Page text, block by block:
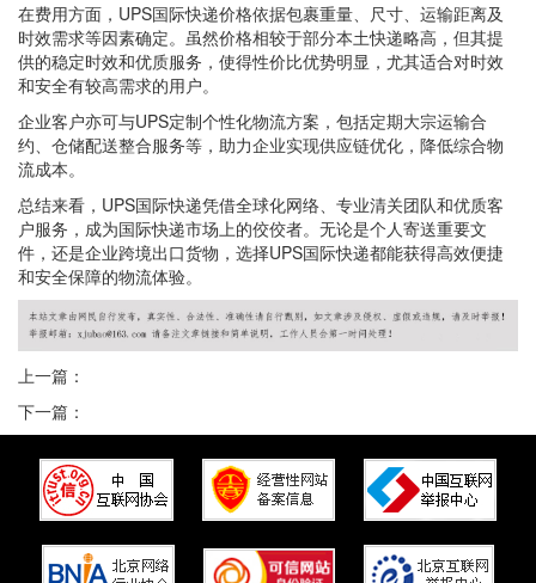
在费用方面，UPS国际快递价格依据包裹重量、尺寸、运输距离及
时效需求等因素确定。虽然价格相较于部分本土快递略高，但其提
供的稳定时效和优质服务，使得性价比优势明显，尤其适合对时效
和安全有较高需求的用户。
企业客户亦可与UPS定制个性化物流方案，包括定期大宗运输合
约、仓储配送整合服务等，助力企业实现供应链优化，降低综合物
流成本。
总结来看，UPS国际快递凭借全球化网络、专业清关团队和优质客
户服务，成为国际快递市场上的佼佼者。无论是个人寄送重要文
件，还是企业跨境出口货物，选择UPS国际快递都能获得高效便捷
和安全保障的物流体验。
上一篇：
下一篇：